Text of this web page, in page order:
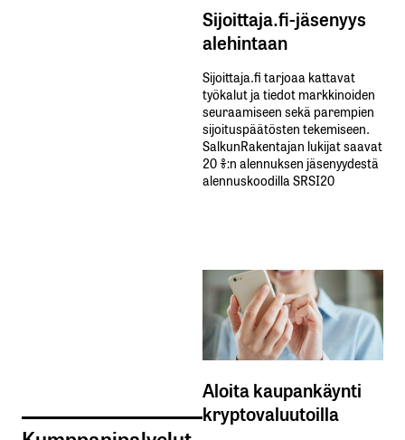
Sijoittaja.fi-jäsenyys
alehintaan
Sijoittaja.fi tarjoaa kattavat
työkalut ja tiedot markkinoiden
seuraamiseen sekä parempien
sijoituspäätösten tekemiseen.
SalkunRakentajan lukijat saavat
20 %:n alennuksen jäsenyydestä
alennuskoodilla SRSI20
Aloita kaupankäynti
kryptovaluutoilla